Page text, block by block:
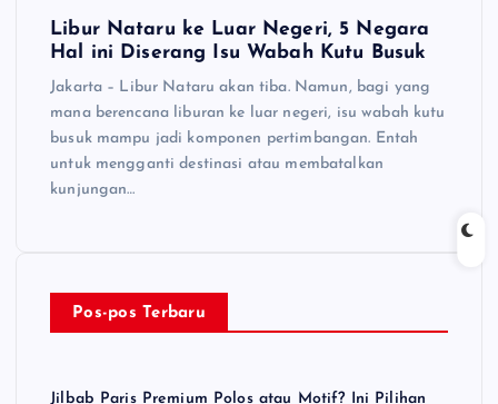
Libur Nataru ke Luar Negeri, 5 Negara
Hal ini Diserang Isu Wabah Kutu Busuk
Jakarta – Libur Nataru akan tiba. Namun, bagi yang
mana berencana liburan ke luar negeri, isu wabah kutu
busuk mampu jadi komponen pertimbangan. Entah
untuk mengganti destinasi atau membatalkan
kunjungan…
Pos-pos Terbaru
Jilbab Paris Premium Polos atau Motif? Ini Pilihan